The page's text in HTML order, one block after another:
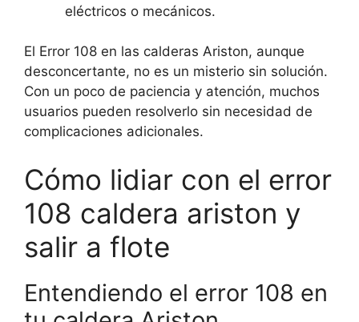
eléctricos o mecánicos.
El Error 108 en las calderas Ariston, aunque
desconcertante, no es un misterio sin solución.
Con un poco de paciencia y atención, muchos
usuarios pueden resolverlo sin necesidad de
complicaciones adicionales.
Cómo lidiar con el error
108 caldera ariston y
salir a flote
Entendiendo el error 108 en